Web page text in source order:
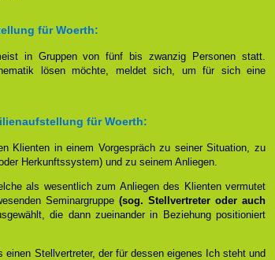
für Woerth:
in Gruppen von fünf bis zwanzig Personen statt.
lösen möchte, meldet sich, um für sich eine
für Woerth:
Klienten in einem Vorgespräch zu seiner Situation, zu
Herkunftssystem) und zu seinem Anliegen.
als wesentlich zum Anliegen des Klienten vermutet
Seminargruppe (sog. Stellvertreter oder auch
die dann zueinander in Beziehung positioniert
Stellvertreter, der für dessen eigenes Ich steht und